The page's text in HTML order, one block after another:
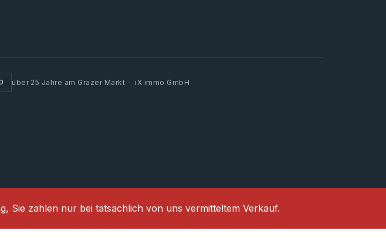
über 25 Jahre am Grazer Markt · iX immo GmbH
Sie zahlen nur bei tatsächlich von uns vermitteltem Verkauf.